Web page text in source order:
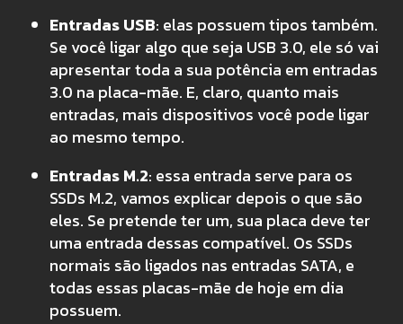
Entradas USB: elas possuem tipos também.
Se você ligar algo que seja USB 3.0, ele só vai
apresentar toda a sua potência em entradas
3.0 na placa-mãe. E, claro, quanto mais
entradas, mais dispositivos você pode ligar
ao mesmo tempo.
Entradas M.2: essa entrada serve para os
SSDs M.2, vamos explicar depois o que são
eles. Se pretende ter um, sua placa deve ter
uma entrada dessas compatível. Os SSDs
normais são ligados nas entradas SATA, e
todas essas placas-mãe de hoje em dia
possuem.